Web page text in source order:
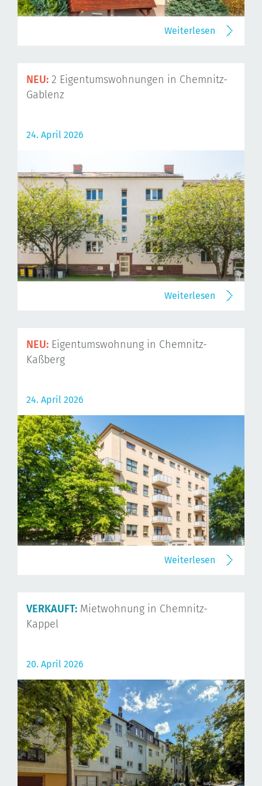
Weiterlesen
NEU: 2 Eigentumswohnungen in Chemnitz-
Gablenz
24. April 2026
Weiterlesen
NEU: Eigentumswohnung in Chemnitz-
Kaßberg
24. April 2026
Weiterlesen
VERKAUFT: Mietwohnung in Chemnitz-
Kappel
20. April 2026